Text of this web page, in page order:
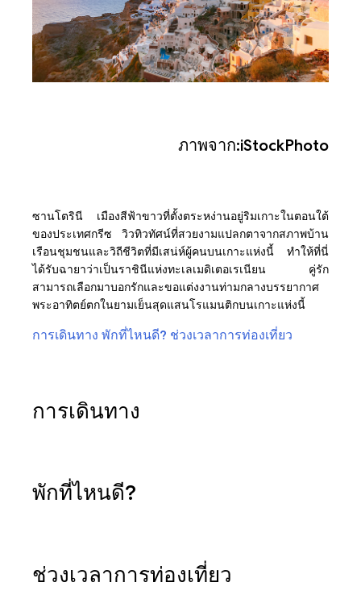
ภาพจาก:iStockPhoto
ซานโตรินี เมืองสีฟ้าขาวที่ตั้งตระหง่านอยู่ริมเกาะในตอนใต้
ของประเทศกรีซ วิวทิวทัศน์ที่สวยงามแปลกตาจากสภาพบ้าน
เรือนชุมชนและวิถีชีวิตที่มีเสน่ห์ผู้คนบนเกาะแห่งนี้ ทำให้ที่นี่
ได้รับฉายาว่าเป็นราชินีแห่งทะเลเมดิเตอเรเนียน คู่รัก
สามารถเลือกมาบอกรักและขอแต่งงานท่ามกลางบรรยากาศ
พระอาทิตย์ตกในยามเย็นสุดแสนโรแมนติกบนเกาะแห่งนี้
การเดินทาง พักที่ไหนดี? ช่วงเวลาการท่องเที่ยว
การเดินทาง
พักที่ไหนดี?
ช่วงเวลาการท่องเที่ยว